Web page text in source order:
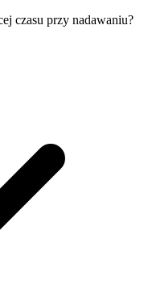
czasu przy nadawaniu?